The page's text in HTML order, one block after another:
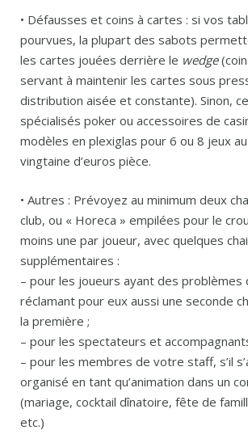
• Défausses et coins à cartes : si vos
pourvues, la plupart des sabots
les cartes jouées derrière le wedge
servant à maintenir les cartes sous
distribution aisée et constante). Sinon,
spécialisés poker ou accessoires de
modèles en plexiglas pour 6 ou 8 jeux au
vingtaine d’euros pièce.
• Autres : Prévoyez au minimum deux
club, ou « Horeca » empilées pour le
moins une par joueur, avec quelques
supplémentaires :
– pour les joueurs ayant des problèmes
réclamant pour eux aussi une seconde
la première ;
– pour les spectateurs et
– pour les membres de votre staff, s’il
organisé en tant qu’animation dans un
(mariage, cocktail dînatoire, fête de
etc.)